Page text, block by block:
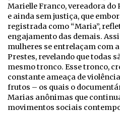
Marielle Franco, vereadora do
e ainda sem justiça, que
registrada como “Maria”,
engajamento das demais.
mulheres se entrelaçam com
Prestes, revelando que todas
mesmo tronco. Esse tronco,
constante ameaça de
frutos – os quais o
Marias anônimas que
movimentos sociais